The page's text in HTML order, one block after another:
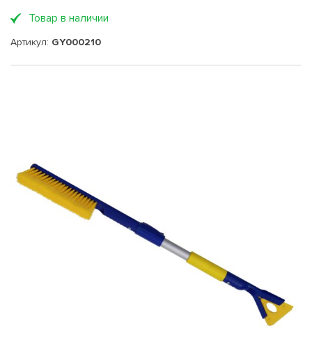
Товар в наличии
Артикул: GY000210